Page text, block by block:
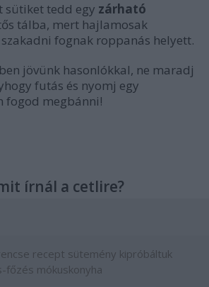
sütiket tedd egy zárható
tálba, mert hajlamosak
fognak roppanás helyett.
jövünk hasonlókkal, ne maradj
futás és nyomj egy
fogod megbánni!
írnál a cetlire?
recept sütemény kipróbáltuk
főzés mókuskonyha